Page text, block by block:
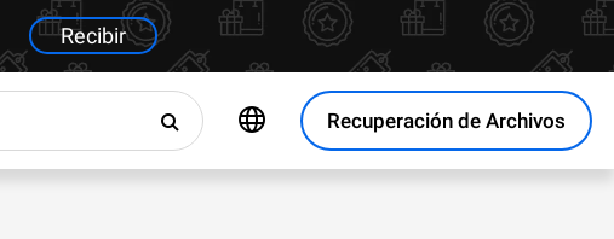
Recibir
Recuperación de Archivos